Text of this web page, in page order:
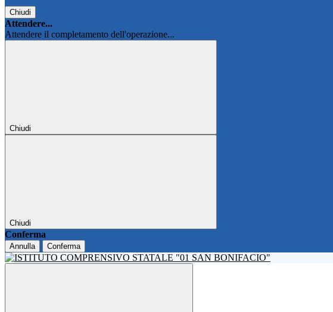
Chiudi
Attendere...
Attendere il completamento dell'operazione...
Chiudi
Chiudi
Conferma
Annulla Conferma